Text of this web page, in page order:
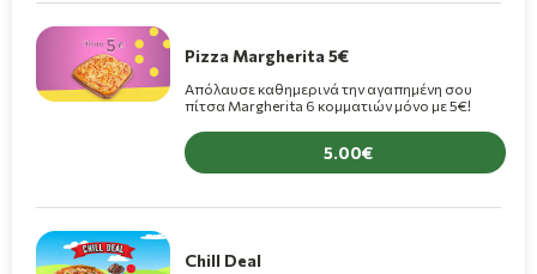
Pizza Margherita 5€
Απόλαυσε καθημερινά την αγαπημένη σου
πίτσα Margherita 6 κομματιών μόνο με 5€!
5.00
Chill Deal